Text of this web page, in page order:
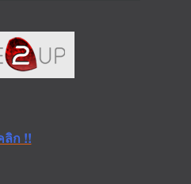
ลิก !!